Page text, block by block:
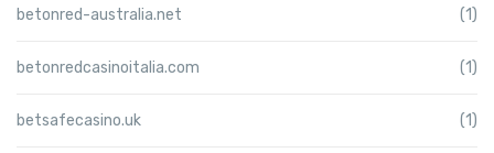
betonred-australia.net (1)
betonredcasinoitalia.com (1)
betsafecasino.uk (1)